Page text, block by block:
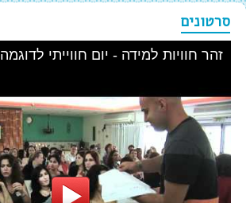
סרטונים
זהר חוויות למידה - יום חווייתי לדוגמה